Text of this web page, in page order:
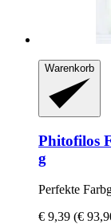
Warenkorb
Phitofilos
g
Perfekte
€ 9,39 (€